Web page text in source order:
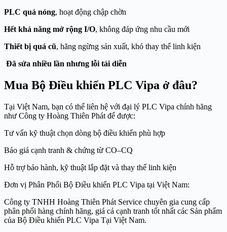
PLC quá nóng, hoạt động chập chờn
Hết khả năng mở rộng I/O, không đáp ứng nhu cầu mới
Thiết bị quá cũ, hãng ngừng sản xuất, khó thay thế linh kiện
Đã sửa nhiều lần nhưng lỗi tái diễn
Mua Bộ Điều khiển PLC Vipa ở đâu?
Tại Việt Nam, bạn có thể liên hệ với đại lý PLC Vipa chính hãng
như Công ty Hoàng Thiên Phát để được:
Tư vấn kỹ thuật chọn dòng bộ điều khiển phù hợp
Báo giá cạnh tranh & chứng từ CO–CQ
Hỗ trợ bảo hành, kỹ thuật lắp đặt và thay thế linh kiện
Đơn vị Phân Phối Bộ Điều khiển PLC Vipa tại Việt Nam:
Công ty TNHH Hoàng Thiên Phát Service chuyên gia cung cấp
phân phối hàng chính hãng, giá cả cạnh tranh tốt nhất các Sản phẩm
của Bộ Điều khiển PLC Vipa Tại Việt Nam.